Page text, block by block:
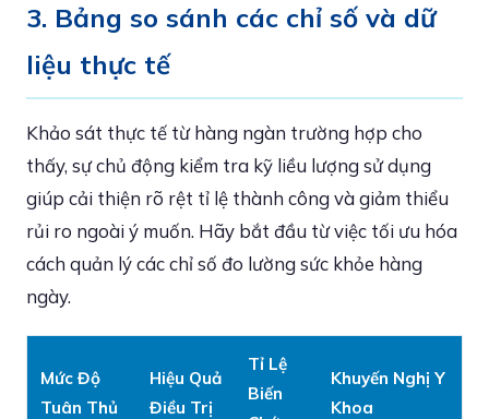
3. Bảng so sánh các chỉ số và dữ
liệu thực tế
Khảo sát thực tế từ hàng ngàn trường hợp cho
thấy, sự chủ động kiểm tra kỹ liều lượng sử dụng
giúp cải thiện rõ rệt tỉ lệ thành công và giảm thiểu
rủi ro ngoài ý muốn. Hãy bắt đầu từ việc tối ưu hóa
cách quản lý các chỉ số đo lường sức khỏe hàng
ngày.
Mức Độ
Tuân Thủ
Hiệu Quả
Điều Trị
Tỉ Lệ
Biến
Khuyến Nghị Y
Khoa